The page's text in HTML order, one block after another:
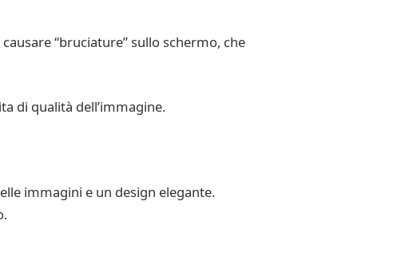
“bruciature” sullo schermo, che
di qualità dell’immagine.
immagini e un design elegante.